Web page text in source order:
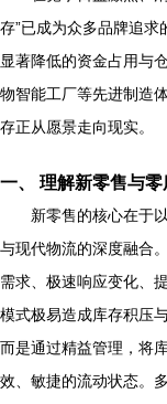
存”已成为众多品牌追求
显著降低的资金占用与
物智能工厂等先进制造
存正从愿景走向现实。
一、 理解新零售与
新零售的核心在于
与现代物流的深度融合
需求、极速响应变化、
模式极易造成库存积压
而是通过精益管理，将
效、敏捷的流动状态。